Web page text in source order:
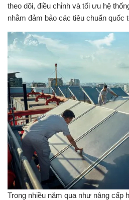
theo dõi, điều chỉnh và tối ưu hệ
nhằm đảm bảo các tiêu chuẩn quốc
Trong nhiều năm qua như nâng cấp